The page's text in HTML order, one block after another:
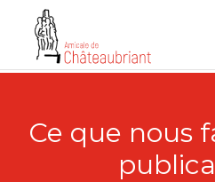
content
Ce que nous